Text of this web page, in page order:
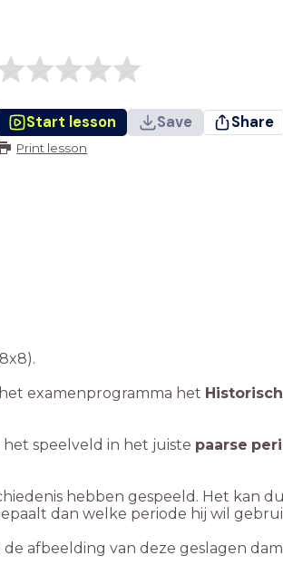
Start lesson Save Share
Print lesson
examenprogramma het
speelveld in het juiste paarse
hebben gespeeld. Het kan
dan welke periode hij wil
de afbeelding van deze geslagen